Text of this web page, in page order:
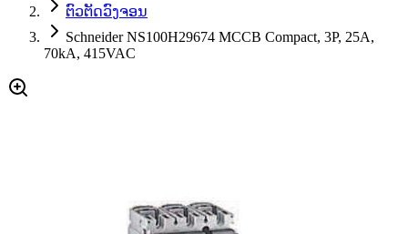
ຕົວຕັດວົງຈອນ
Schneider NS100H29674 MCCB Compact, 3P, 25A,
70kA, 415VAC